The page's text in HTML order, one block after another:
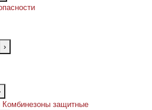
›
Комбинезоны защитные